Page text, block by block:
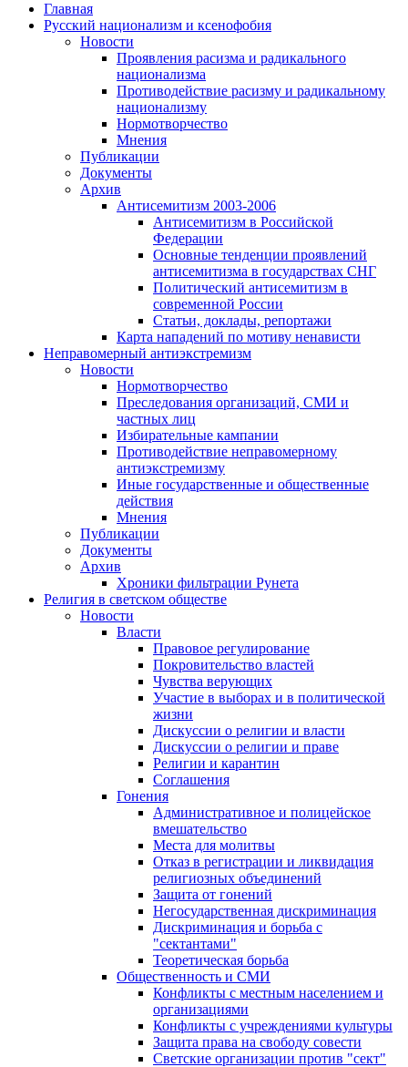
Главная
Русский национализм и ксенофобия
Новости
Проявления расизма и радикального
национализма
Противодействие расизму и радикальному
национализму
Нормотворчество
Мнения
Публикации
Документы
Архив
Антисемитизм 2003-2006
Антисемитизм в Российской
Федерации
Основные тенденции проявлений
антисемитизма в государствах СНГ
Политический антисемитизм в
современной России
Статьи, доклады, репортажи
Карта нападений по мотиву ненависти
Неправомерный антиэкстремизм
Новости
Нормотворчество
Преследования организаций, СМИ и
частных лиц
Избирательные кампании
Противодействие неправомерному
антиэкстремизму
Иные государственные и общественные
действия
Мнения
Публикации
Документы
Архив
Хроники фильтрации Рунета
Религия в светском обществе
Новости
Власти
Правовое регулирование
Покровительство властей
Чувства верующих
Участие в выборах и в политической
жизни
Дискуссии о религии и власти
Дискуссии о религии и праве
Религии и карантин
Соглашения
Гонения
Административное и полицейское
вмешательство
Места для молитвы
Отказ в регистрации и ликвидация
религиозных объединений
Защита от гонений
Негосударственная дискриминация
Дискриминация и борьба с
"сектантами"
Теоретическая борьба
Общественность и СМИ
Конфликты с местным населением и
организациями
Конфликты с учреждениями культуры
Защита права на свободу совести
Светские организации против "сект"